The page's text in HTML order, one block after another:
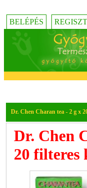
BELÉPÉS
Dr. Chen Charan tea - 2 g x
Dr. Chen
20 filteres